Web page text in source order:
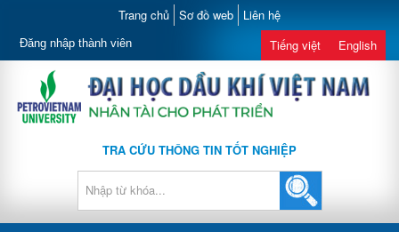
Trang chủ Sơ đồ web Liên hệ
Đăng nhập thành viên Tiếng việt English
TRA CỨU THÔNG TIN TỐT NGHIỆP